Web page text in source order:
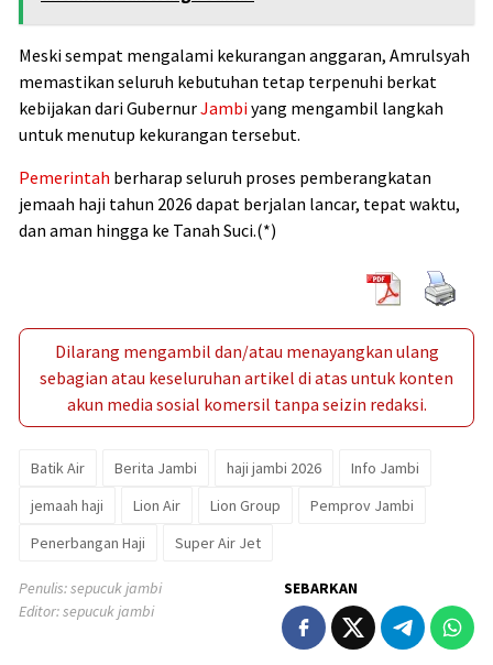
Meski sempat mengalami kekurangan anggaran, Amrulsyah
memastikan seluruh kebutuhan tetap terpenuhi berkat
kebijakan dari GubernurJambiyang mengambil langkah
untuk menutup kekurangan tersebut.
Pemerintah berharap seluruh proses pemberangkatan
jemaah haji tahun 2026 dapat berjalan lancar, tepat waktu,
dan aman hingga ke Tanah Suci.(*)
Dilarang mengambil dan/atau menayangkan ulang
sebagian atau keseluruhan artikel di atas untuk konten
akun media sosial komersil tanpa seizin redaksi.
Batik Air Berita Jambi haji jambi 2026
Info Jambi
jemaah haji
Lion Air Lion Group
Pemprov Jambi
Penerbangan Haji
Super Air Jet
Penulis: sepucuk jambi
Editor: sepucuk jambi
SEBARKAN